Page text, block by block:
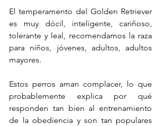
El temperamento del Golden Retriever
es muy dócil, inteligente, cariñoso,
tolerante y leal, recomendamos la raza
para niños, jóvenes, adultos, adultos
mayores.
Estos perros aman complacer, lo que
probablemente explica por qué
responden tan bien al entrenamiento
de la obediencia y son tan populares